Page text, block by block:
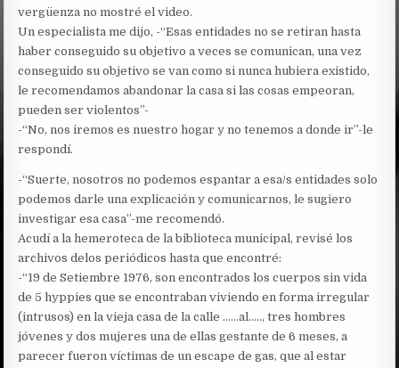
vergüenza no mostré el video.
Un especialista me dijo, -“Esas entidades no se retiran hasta
haber conseguido su objetivo a veces se comunican, una vez
conseguido su objetivo se van como si nunca hubiera existido,
le recomendamos abandonar la casa si las cosas empeoran,
pueden ser violentos”-
-“No, nos iremos es nuestro hogar y no tenemos a donde ir”-le
respondí.
-“Suerte, nosotros no podemos espantar a esa/s entidades solo
podemos darle una explicación y comunicarnos, le sugiero
investigar esa casa”-me recomendó.
Acudí a la hemeroteca de la biblioteca municipal, revisé los
archivos delos periódicos hasta que encontré:
-“19 de Setiembre 1976, son encontrados los cuerpos sin vida
de 5 hyppies que se encontraban viviendo en forma irregular
(intrusos) en la vieja casa de la calle ……al….., tres hombres
jóvenes y dos mujeres una de ellas gestante de 6 meses, a
parecer fueron víctimas de un escape de gas, que al estar